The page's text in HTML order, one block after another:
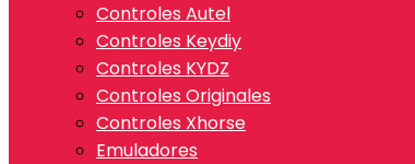
Controles Autel
Controles Keydiy
Controles KYDZ
Controles Originales
Controles Xhorse
Emuladores